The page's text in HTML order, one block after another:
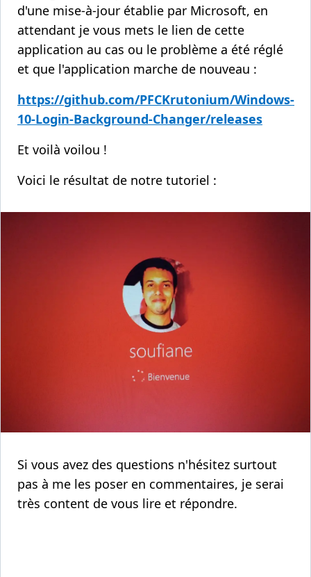
d'une mise-à-jour établie par Microsoft, en
attendant je vous mets le lien de cette
application au cas ou le problème a été réglé
et que l'application marche de nouveau :
https://github.com/PFCKrutonium/Windows-
10-Login-Background-Changer/releases
Et voilà voilou !
Voici le résultat de notre tutoriel :
Si vous avez des questions n'hésitez surtout
pas à me les poser en commentaires, je serai
très content de vous lire et répondre.